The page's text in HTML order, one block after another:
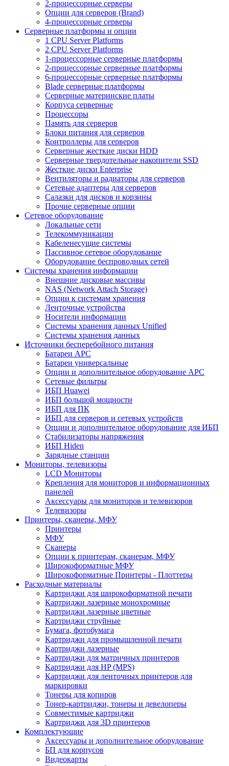
2-процессорные серверы
Опции для серверов (Brand)
4-процессорные серверы
Серверные платформы и опции
1 CPU Server Platforms
2 CPU Server Platforms
1-процессорные серверные платформы
2-процессорные серверные платформы
6-процессорные серверные платформы
Blade серверные платформы
Серверные материнские платы
Корпуса серверные
Процессоры
Память для серверов
Блоки питания для серверов
Контроллеры для серверов
Серверные жесткие диски HDD
Серверные твердотельные накопители SSD
Жесткие диски Enterprise
Вентиляторы и радиаторы для серверов
Сетевые адаптеры для серверов
Салазки для дисков и корзины
Прочие серверные опции
Сетевое оборудование
Локальные сети
Телекоммуникации
Кабеленесущие системы
Пассивное сетевое оборудование
Оборудование беспроводных сетей
Системы хранения информации
Внешние дисковые массивы
NAS (Network Attach Storage)
Опции к системам хранения
Ленточные устройства
Носители информации
Системы хранения данных Unified
Системы хранения данных
Источники бесперебойного питания
Батареи APC
Батареи универсальные
Опции и дополнительное оборудование АРС
Сетевые фильтры
ИБП Huawei
ИБП большой мощности
ИБП для ПК
ИБП для серверов и сетевых устройств
Опции и дополнительное оборудование для ИБП
Стабилизаторы напряжения
ИБП Hiden
Зарядные станции
Мониторы, телевизоры
LCD Мониторы
Крепления для мониторов и информационных
панелей
Аксессуары для мониторов и телевизоров
Телевизоры
Принтеры, сканеры, МФУ
Принтеры
МФУ
Сканеры
Опции к принтерам, сканерам, МФУ
Широкоформатные МФУ
Широкоформатные Принтеры - Плоттеры
Расходные материалы
Картриджи для широкоформатной печати
Картриджи лазерные монохромные
Картриджи лазерные цветные
Картриджи струйные
Бумага, фотобумага
Картриджи для промышленной печати
Картриджи лазерные
Картриджи для матричных принтеров
Картриджи для HP (MPS)
Картриджи для ленточных принтеров для
маркировки
Тонеры для копиров
Тонер-картриджи, тонеры и девелоперы
Совместимые картриджи
Картриджи для 3D принтеров
Комплектующие
Аксессуары и дополнительное оборудование
БП для корпусов
Видеокарты